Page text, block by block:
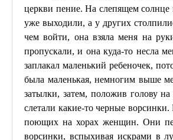
церкви пение. На слепящем
уже выходили, а у других
чем войти, она взяла меня на
пропускали, и она куда-то несла
заплакал маленький ребеночек,
была маленькая, немногим выше
затылки, затем, положив голову
слетали какие-то черные
поющих на хорах женщин. Они
ворсинки, вспыхивая искрами в